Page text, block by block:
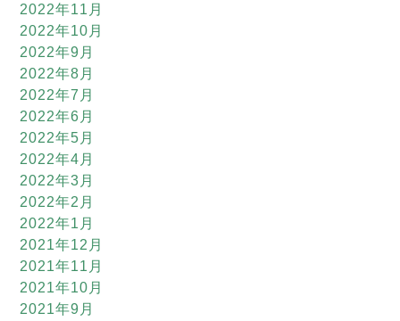
2022年11月
2022年10月
2022年9月
2022年8月
2022年7月
2022年6月
2022年5月
2022年4月
2022年3月
2022年2月
2022年1月
2021年12月
2021年11月
2021年10月
2021年9月